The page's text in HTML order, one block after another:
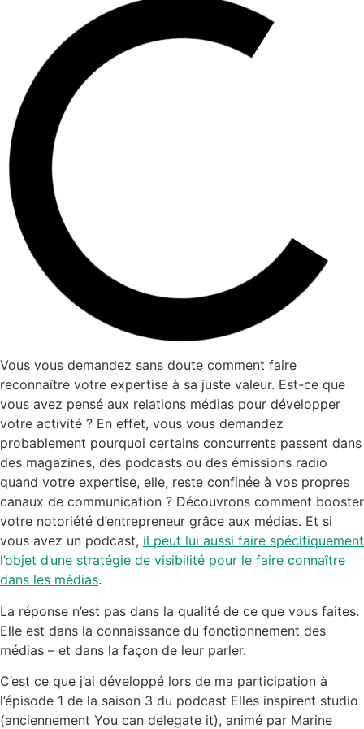
Vous vous demandez sans doute comment faire
reconnaître votre expertise à sa juste valeur. Est-ce que
vous avez pensé aux relations médias pour développer
votre activité ? En effet, vous vous demandez
probablement pourquoi certains concurrents passent dans
des magazines, des podcasts ou des émissions radio
quand votre expertise, elle, reste confinée à vos propres
canaux de communication ? Découvrons comment booster
votre notoriété d’entrepreneur grâce aux médias. Et si
vous avez un podcast, il peut lui aussi faire spécifiquement
l’objet d’une stratégie de visibilité pour le faire connaître
dans les médias.
La réponse n’est pas dans la qualité de ce que vous faites.
Elle est dans la connaissance du fonctionnement des
médias – et dans la façon de leur parler.
C’est ce que j’ai développé lors de ma participation à
l’épisode 1 de la saison 3 du podcast Elles inspirent studio
(anciennement You can delegate it), animé par Marine